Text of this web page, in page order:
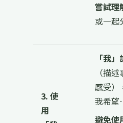
嘗試理
或一起
3. 使
用
「我
（描
感受）
我希望
避免使